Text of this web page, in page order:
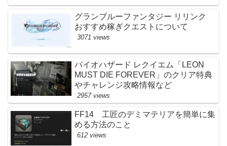
グランブルーファンタジー リリンク
おすすめ稼ぎクエストについて
3071 views
バイオハザード レクイエム「LEON
MUST DIE FOREVER」のクリア特典
やチャレンジ攻略情報など
2957 views
FF14 工匠のデミマテリアを簡単に集
める方法のこと
612 views